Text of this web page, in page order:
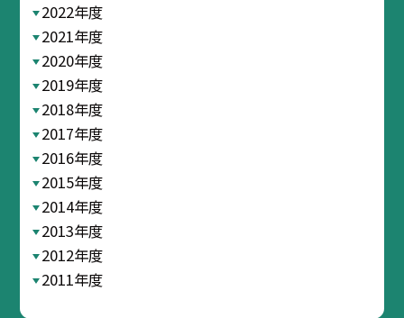
2022年度
2021年度
2020年度
2019年度
2018年度
2017年度
2016年度
2015年度
2014年度
2013年度
2012年度
2011年度